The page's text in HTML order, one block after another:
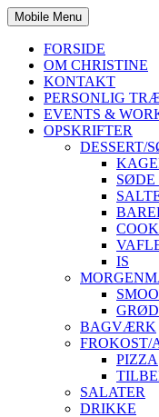
Mobile Menu
FORSIDE
OM CHRISTINE
KONTAKT
PERSONLIG
EVENTS &
OPSKRIFTER
DESSERT/
SØDE
IS
GRØD
BAGVÆRK
FROKOST/
PIZZA
SALATER
DRIKKE